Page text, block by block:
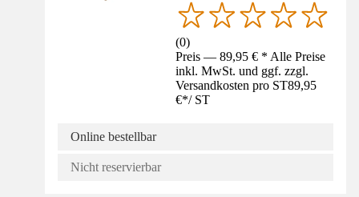
(0)
Preis — 89,95 € * Alle Preise
inkl. MwSt. und ggf. zzgl.
Versandkosten pro ST89,95
€*/ ST
Online bestellbar
Nicht reservierbar